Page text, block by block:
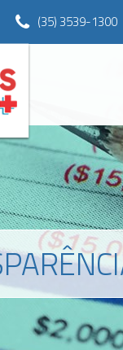
(35) 3539-1300